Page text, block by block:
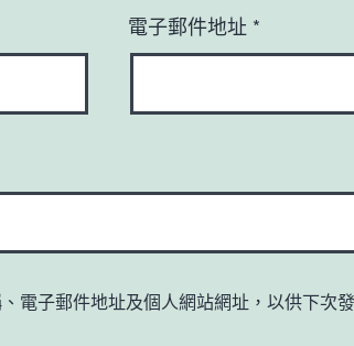
電子郵件地址 *
電子郵件地址及個人網站網址，以供下次